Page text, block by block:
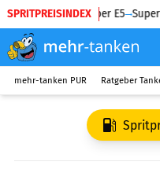
SPRITPREISINDEX
Diesel Super E5 Super
mehr-tanken PUR Ratgeber